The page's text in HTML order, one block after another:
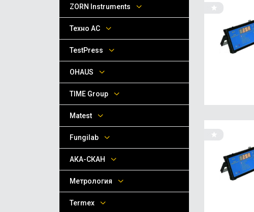
ZORN Instruments
Техно АС
TestPress
OHAUS
TIME Group
Matest
Fungilab
АКА-СКАН
Метрология
Termex